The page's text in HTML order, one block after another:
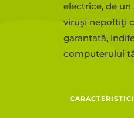
electrice, de
viruşi nepoftiţi
garantată,
computerului